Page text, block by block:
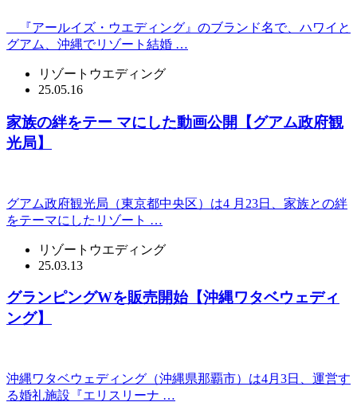
『アールイズ・ウエディング』のブランド名で、ハワイと
グアム、沖縄でリゾート結婚 …
リゾートウエディング
25.05.16
家族の絆をテー マにした動画公開【グアム政府観
光局】
グアム政府観光局（東京都中央区）は4 月23日、家族との絆
をテーマにしたリゾート …
リゾートウエディング
25.03.13
グランピングWを販売開始【沖縄ワタベウェディ
ング】
沖縄ワタベウェディング（沖縄県那覇市）は4月3日、運営す
る婚礼施設『エリスリーナ …